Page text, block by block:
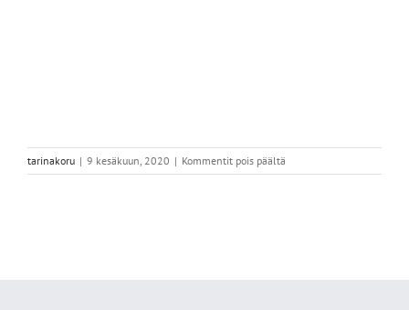
tarinakoru | 9 kesäkuun, 2020 | Kommentit pois päältä
205CC954-